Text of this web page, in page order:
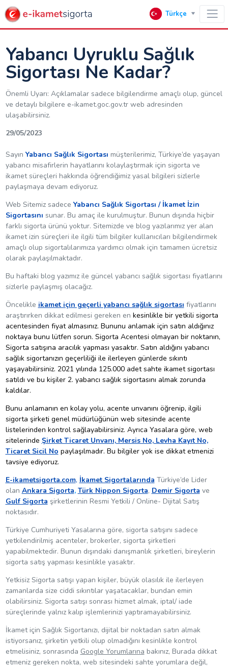
Türkçe
Yabancı Uyruklu Sağlık
Sigortası Ne Kadar?
Önemli Uyarı: Açıklamalar sadece bilgilendirme amaçlı olup, güncel
ve detaylı bilgilere e-ikamet.goc.gov.tr web adresinden
ulaşabilirsiniz.
29/05/2023
Sayın Yabancı Sağlık Sigortası müşterilerimiz, Türkiye’de yaşayan
yabancı misafirlerin hayatlarını kolaylaştırmak için sigorta ve
ikamet süreçleri hakkında öğrendiğimiz yasal bilgileri sizlerle
paylaşmaya devam ediyoruz.
Web Sitemiz sadece Yabancı Sağlık Sigortası / İkamet İzin
Sigortasını sunar. Bu amaç ile kurulmuştur. Bunun dışında hiçbir
farklı sigorta ürünü yoktur. Sitemizde ve blog yazılarımız yer alan
ikamet izin süreçleri ile ilgili tüm bilgiler kullanıcıları bilgilendirmek
amaçlı olup sigortalılarımıza yardımcı olmak için tamamen ücretsiz
olarak paylaşılmaktadır.
Bu haftaki blog yazımız ile güncel yabancı sağlık sigortası fiyatlarını
sizlerle paylaşmış olacağız.
Öncelikle ikamet için geçerli yabancı sağlık sigortası fiyatlarını
araştırırken dikkat edilmesi gereken en kesinlikle bir yetkili sigorta
acentesinden fiyat almasınız. Bununu anlamak için satın aldığınız
noktaya bunu lütfen sorun. Sigorta Acentesi olmayan bir noktanın,
Sigorta satışına aracılık yapması yasaktır. Satın aldığını yabancı
sağlık sigortanızın geçerliliği ile ilerleyen günlerde sıkıntı
yaşayabilirsiniz. 2021 yılında 125.000 adet sahte ikamet sigortası
satıldı ve bu kişiler 2. yabancı sağlık sigortasını almak zorunda
kaldılar.
Bunu anlamanın en kolay yolu, acente unvanını öğrenip, ilgili
sigorta şirketi genel müdürlüğünün web sitesinde acente
listelerinden kontrol sağlayabilirsiniz. Ayrıca Yasalara göre, web
sitelerinde Şirket Ticaret Unvanı, Mersis No, Levha Kayıt No,
Ticaret Sicil No paylaşılmadır. Bu bilgiler yok ise dikkat etmenizi
tavsiye ediyoruz.
E-ikametsigorta.com, İkamet Sigortalarında Türkiye’de Lider
olan Ankara Sigorta, Türk Nippon Sigorta, Demir Sigorta ve
Gulf Sigorta şirketlerinin Resmi Yetkili / Online- Dijital Satış
noktasıdır.
Türkiye Cumhuriyeti Yasalarına göre, sigorta satışını sadece
yetkilendirilmiş acenteler, brokerler, sigorta şirketleri
yapabilmektedir. Bunun dışındaki danışmanlık şirketleri, bireylerin
sigorta satış yapması kesinlikle yasaktır.
Yetkisiz Sigorta satışı yapan kişiler, büyük olasılık ile ilerleyen
zamanlarda size ciddi sıkıntılar yaşatacaklar, bundan emin
olabilirsiniz. Sigorta satışı sonrası hizmet almak, iptal/ iade
süreçlerinde yalnız kalıp işlemlerinizi yaptıramayabilirsiniz.
İkamet için Sağlık Sigortanızı, dijital bir noktadan satın almak
istiyorsanız, şirketin yetkili olup olmadığını kesinlikle kontrol
etmelisiniz, sonrasında Google Yorumlarına bakınız, Burada dikkat
etmeniz gereken nokta, web sitesindeki sahte yorumlara değil,